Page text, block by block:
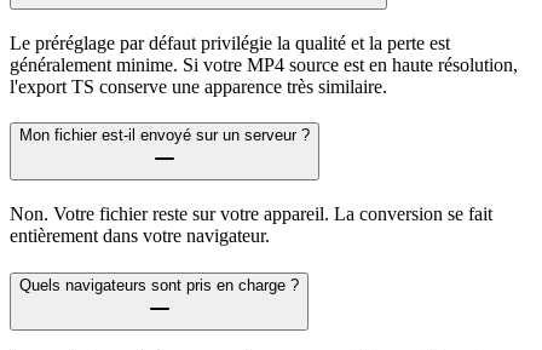
Le préréglage par défaut privilégie la qualité et la perte est
généralement minime. Si votre MP4 source est en haute résolution,
l'export TS conserve une apparence très similaire.
Mon fichier est-il envoyé sur un serveur ?
Non. Votre fichier reste sur votre appareil. La conversion se fait
entièrement dans votre navigateur.
Quels navigateurs sont pris en charge ?